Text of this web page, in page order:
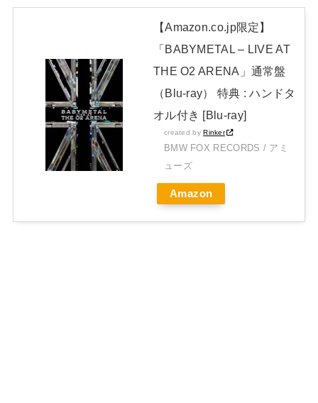
【Amazon.co.jp限定】
「BABYMETAL – LIVE AT
THE O2 ARENA」通常盤
（Blu-ray） 特典 : ハンドタ
オル付き [Blu-ray]
created byRinker
BMW FOX RECORDS / アミ
ューズ
Amazon